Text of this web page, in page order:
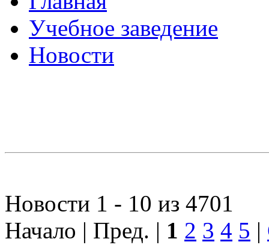
Учебное заведение
Новости
Новости 1 - 10 из 4701
Начало | Пред. | 1 2 3 4 5 |